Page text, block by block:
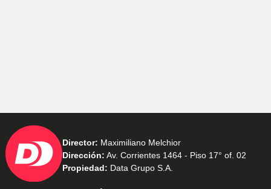
Director: Maximiliano Melchior
Dirección: Av. Corrientes 1464 - Piso 17° of. 02
Propiedad: Data Grupo S.A.